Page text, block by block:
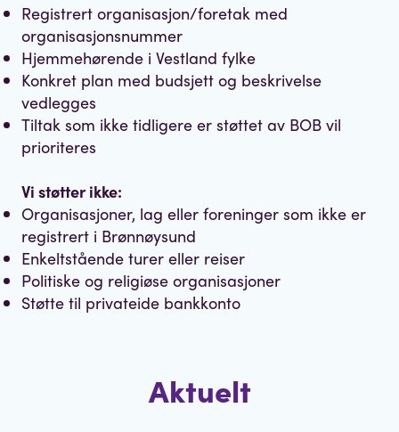
Registrert organisasjon/foretak med
organisasjonsnummer
Hjemmehørende i Vestland fylke
Konkret plan med budsjett og beskrivelse
vedlegges
Tiltak som ikke tidligere er støttet av BOB vil
prioriteres
Vi støtter ikke:
Organisasjoner, lag eller foreninger som ikke er
registrert i Brønnøysund
Enkeltstående turer eller reiser
Politiske og religiøse organisasjoner
Støtte til privateide bankkonto
Aktuelt